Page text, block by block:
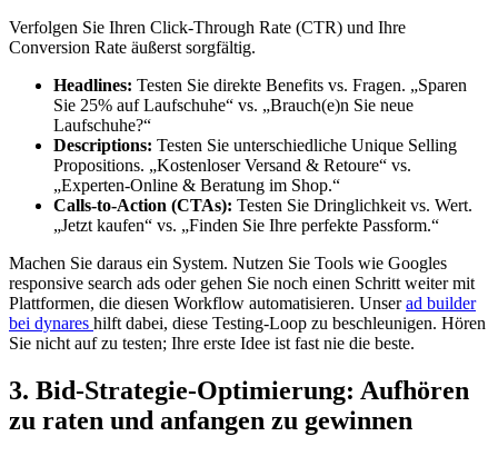
Verfolgen Sie Ihren Click-Through Rate (CTR) und Ihre
Conversion Rate äußerst sorgfältig.
Headlines: Testen Sie direkte Benefits vs. Fragen. „Sparen
Sie 25% auf Laufschuhe“ vs. „Brauch(e)n Sie neue
Laufschuhe?“
Descriptions: Testen Sie unterschiedliche Unique Selling
Propositions. „Kostenloser Versand & Retoure“ vs.
„Experten-Online & Beratung im Shop.“
Calls-to-Action (CTAs): Testen Sie Dringlichkeit vs. Wert.
„Jetzt kaufen“ vs. „Finden Sie Ihre perfekte Passform.“
Machen Sie daraus ein System. Nutzen Sie Tools wie Googles
responsive search ads oder gehen Sie noch einen Schritt weiter mit
Plattformen, die diesen Workflow automatisieren. Unserad builder
bei dynares hilft dabei, diese Testing-Loop zu beschleunigen. Hören
Sie nicht auf zu testen; Ihre erste Idee ist fast nie die beste.
3. Bid-Strategie-Optimierung: Aufhören
zu raten und anfangen zu gewinnen